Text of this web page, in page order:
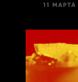
11 МАРТА